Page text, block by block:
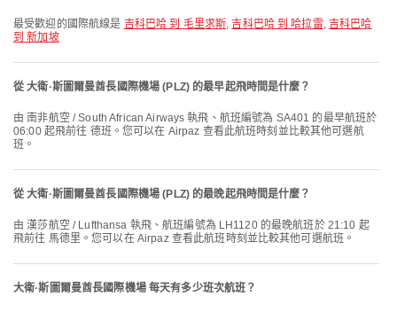
最受歡迎的國際航線是 吉科巴哈 到 毛里求斯,吉科巴哈 到 哈拉雷,吉科巴哈
到 新加坡
從 大衛·斯圖爾曼酋長國際機場 (PLZ) 的最早起飛時間是什麼？
由 南非航空 / South African Airways 執飛、航班編號為 SA401 的最早航班於
06:00 起飛前往 德班。您可以在 Airpaz 查看此航班時刻並比較其他可選航
班。
從 大衛·斯圖爾曼酋長國際機場 (PLZ) 的最晚起飛時間是什麼？
由 漢莎航空 / Lufthansa 執飛、航班編號為 LH1120 的最晚航班於 21:10 起
飛前往 馬德里。您可以在 Airpaz 查看此航班時刻並比較其他可選航班。
大衛·斯圖爾曼酋長國際機場 每天有多少班次航班？